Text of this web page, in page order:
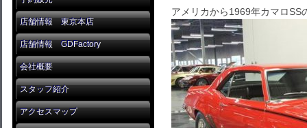
店舗情報 東京本店
店舗情報 GDFactory
会社概要
スタッフ紹介
アクセスマップ
アメリカから1969年カマロSS